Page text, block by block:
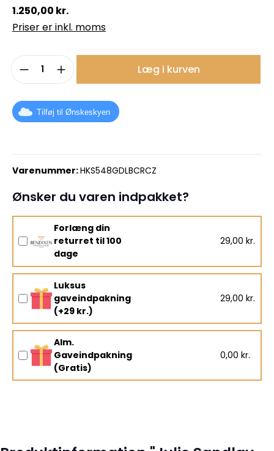
1.250,00 kr.
Priser er inkl. moms
Produktmængde: Indtast det
Læg i kurven
Tilføj til Ønskeskyen
Varenummer:HKS548GDLBCRCZ
Ønsker du varen indpakket?
Forlæng din
returret til 100
dage
29,00 kr.
Luksus
gaveindpakning
(+29 kr.)
29,00 kr.
Alm.
Gaveindpakning
(Gratis)
0,00 kr.